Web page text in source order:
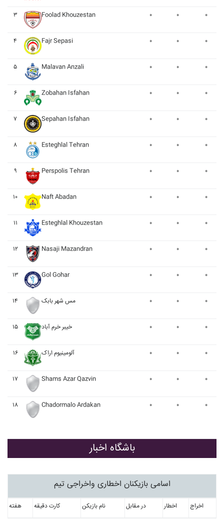
۳ Foolad Khouzestan ۰ ۰ ۰
۴ Fajr Sepasi ۰ ۰ ۰
۵ Malavan Anzali ۰ ۰ ۰
۶ Zobahan Isfahan ۰ ۰ ۰
۷ Sepahan Isfahan ۰ ۰ ۰
۸ Esteghlal Tehran ۰ ۰ ۰
۹ Perspolis Tehran ۰ ۰ ۰
۱۰ Naft Abadan ۰ ۰ ۰
۱۱ Esteghlal Khouzestan ۰ ۰ ۰
۱۲ Nasaji Mazandran ۰ ۰ ۰
۱۳ Gol Gohar ۰ ۰ ۰
۱۴ مس شهر بابک ۰ ۰ ۰
۱۵ خيبر خرم آباد ۰ ۰ ۰
۱۶ آلومينيوم اراک ۰ ۰ ۰
۱۷ Shams Azar Qazvin ۰ ۰ ۰
۱۸ Chadormalo Ardakan ۰ ۰ ۰
باشگاه اخبار
اسامی بازیکنان اخطاری واخراجی تیم
هفته کارت دقیقه نام بازیکن در مقابل اخطار اخراج